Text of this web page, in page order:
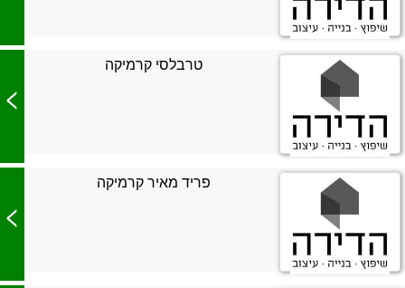
טרבלסי קרמיקה
>
פריד מאיר קרמיקה
>